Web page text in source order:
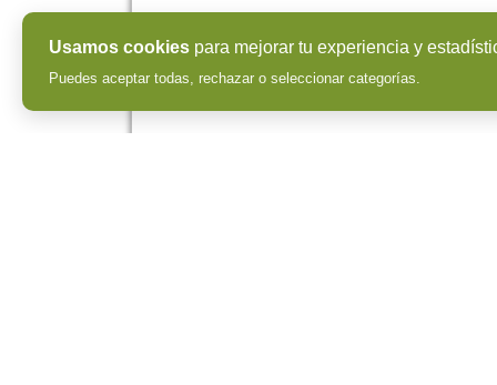
Usamos cookies para mejorar tu experiencia y
Puedes aceptar todas, rechazar o seleccionar categorías.